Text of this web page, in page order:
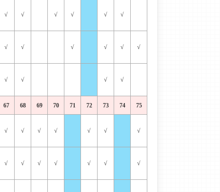
√ √ √ √ √ √
√ √ √ √ √ √
√ √ √ √
67 68 69 70 71 72 73 74 75
√ √ √ √ √ √ √
√ √ √ √ √ √ √